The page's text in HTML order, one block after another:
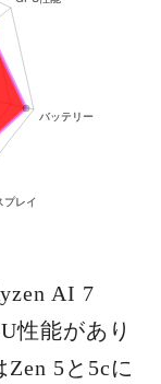
AI 7
性能があり
5と5cに